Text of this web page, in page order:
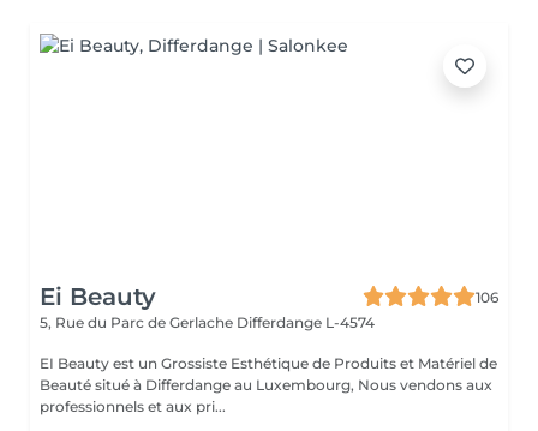
Ei Beauty
106
5, Rue du Parc de Gerlache Differdange L-4574
EI Beauty est un Grossiste Esthétique de Produits et Matériel de
Beauté situé à Differdange au Luxembourg, Nous vendons aux
professionnels et aux pri...